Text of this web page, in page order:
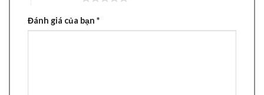
Đánh giá của bạn *